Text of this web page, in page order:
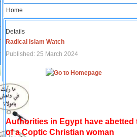
Home
Details
Radical Islam Watch
Published: 25 March 2024
Authorities in Egypt have
of a Coptic Christian woman